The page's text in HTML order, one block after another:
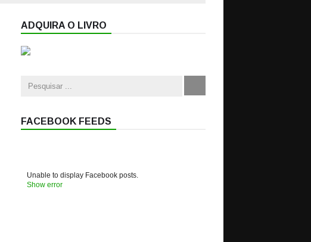
ADQUIRA O LIVRO
FACEBOOK FEEDS
Unable to display Facebook posts.
Show error